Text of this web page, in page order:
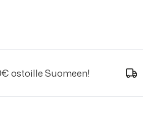
ostoille Suomeen!